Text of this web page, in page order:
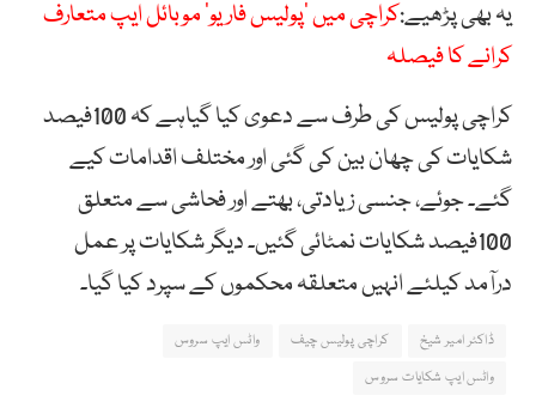
یہ بھی پڑھیے:کراچی میں ’پولیس فار یو‘ موبائل ایپ متعارف
کرانے کا فیصلہ
کراچی پولیس کی طرف سے دعوی کیا گیاہے کہ 100فیصد
شکایات کی چھان بین کی گئی اور مختلف اقدامات کیے
گئے۔ جوئے، جنسی زیادتی، بھتے اور فحاشی سے متعلق
100فیصد شکایات نمٹائی گئیں۔ دیگر شکایات پر عمل
درآمد کیلئے انہیں متعلقہ محکموں کے سپرد کیا گیا۔
ڈاکٹر امیر شیخ کراچی پولیس چیف
واٹس ایپ سروس
واٹس ایپ شکایات سروس